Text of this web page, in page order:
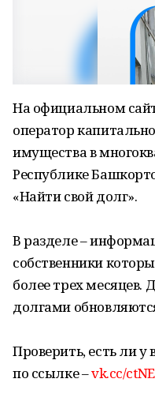
На официальном
оператор
имущества в
Республике
«Найти свой долг».
В разделе –
собственники
более трех
долгами
Проверить, есть ли
по ссылке –vk.cc/